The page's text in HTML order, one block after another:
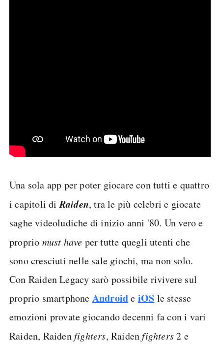
Una sola app per poter giocare con tutti e quattro
i capitoli diRaiden, tra le più celebri e giocate
saghe videoludiche di inizio anni '80. Un vero e
proprio must have per tutte quegli utenti che
sono cresciuti nelle sale giochi, ma non solo.
Con Raiden Legacy sarò possibile rivivere sul
proprio smartphone Androide iOS le stesse
emozioni provate giocando decenni fa con i vari
Raiden, Raidenfighters, Raidenfighters2 e